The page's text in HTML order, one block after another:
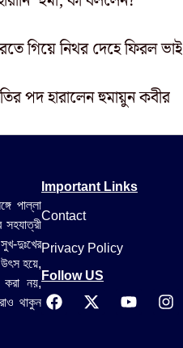
গিয়ে নিথর দেহে ফিরল ভাই
পদ হারালেন হুমায়ুন কবীর
পাল্লা
দুঃখের
হয়ে,
করা নয়,
থাকুন
Important Links
Contact
Privacy Policy
Follow US